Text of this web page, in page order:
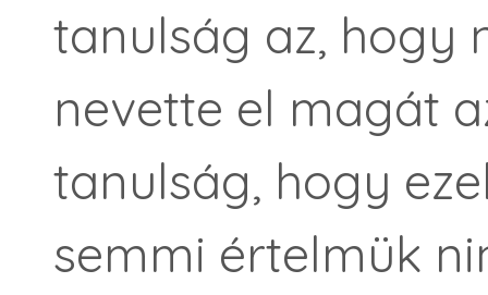
tanulság az, hogy
nevette el magát
tanulság, hogy
semmi értelmük